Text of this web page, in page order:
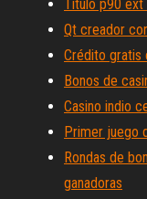
Título p90 ext
Qt creador
Crédito gratis
Bonos de
Casino indio
Primer juego
Rondas de
ganadoras